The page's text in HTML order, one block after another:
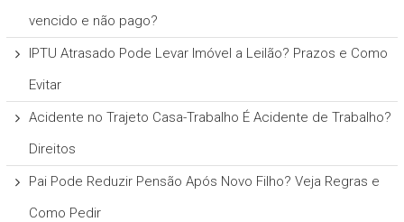
vencido e não pago?
IPTU Atrasado Pode Levar Imóvel a Leilão? Prazos e Como
Evitar
Acidente no Trajeto Casa-Trabalho É Acidente de Trabalho?
Direitos
Pai Pode Reduzir Pensão Após Novo Filho? Veja Regras e
Como Pedir